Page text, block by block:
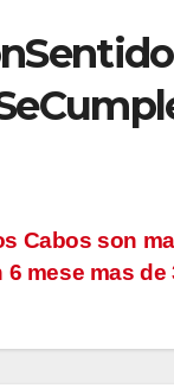
Cabos son
mese mas de